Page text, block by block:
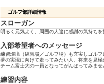
ゴルフ部詳細情報
スローガン
明るく元気よく、周囲の人達に感謝の気持ちを
入部希望者へのメッセージ
練習環境（練習場／ゴルフ場）も充実しゴル
夢の実現に向けて走ってみたい人、将来を見
チーム富士大の一員となってがんばってみませ
練習内容